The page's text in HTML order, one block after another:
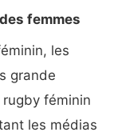
femmes
les
grande
féminin
les médias